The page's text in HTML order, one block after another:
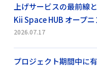
上げサービスの最前線
Kii Space HUB オープ
2026.07.17
プロジェクト期間中